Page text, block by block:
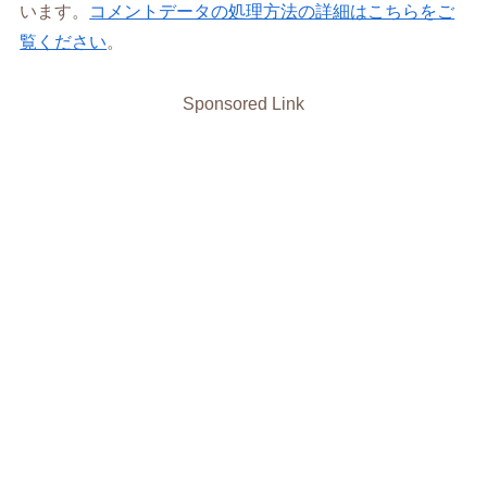
います。
コメントデータの処理方法の詳細はこちらをご
覧ください。
Sponsored Link